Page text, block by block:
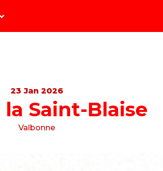
23 Jan 2026
la Saint-Blaise
Valbonne